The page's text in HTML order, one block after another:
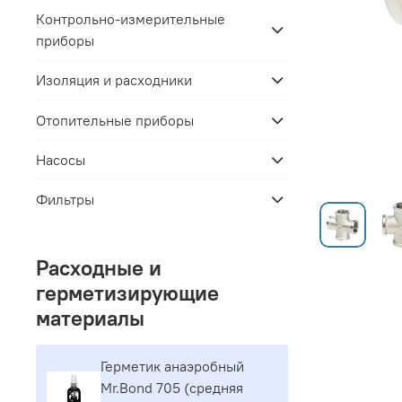
Контрольно-измерительные
приборы
Изоляция и расходники
Отопительные приборы
Насосы
Фильтры
Расходные и
герметизирующие
материалы
Герметик aнaэpoбный
Mr.Bond 705 (средняя